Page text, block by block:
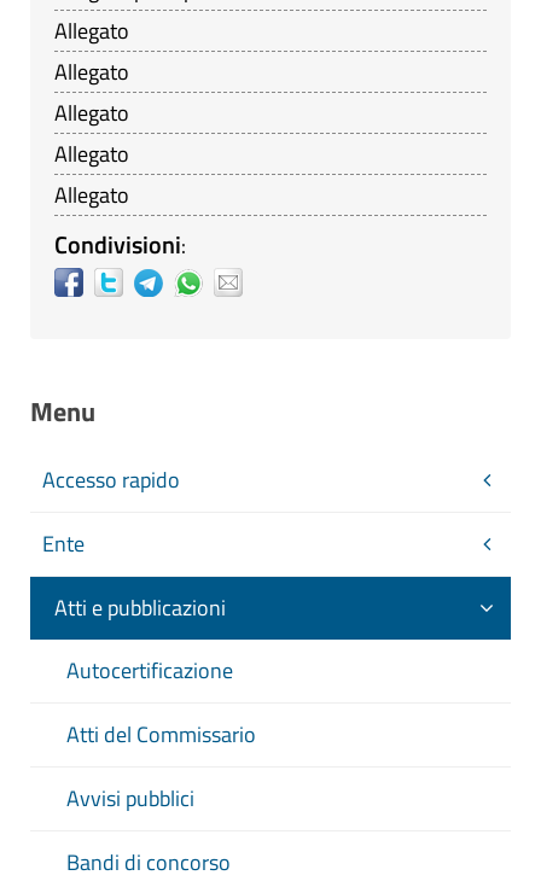
Allegato
Allegato
Allegato
Allegato
Allegato
Condivisioni:
Menu
Accesso rapido
Ente
Atti e pubblicazioni
Autocertificazione
Atti del Commissario
Avvisi pubblici
Bandi di concorso